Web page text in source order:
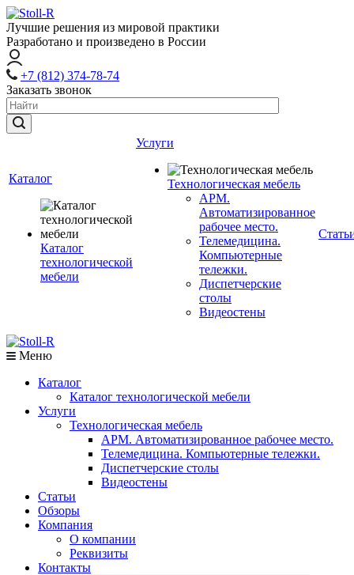
Лучшие решения из мировой практики
Разработано и произведено в России
+7 (812) 374-78-74
Заказать звонок
Каталог
Каталог
технологической
мебели
Услуги
Технологическая мебель
АРМ.
Автоматизированное
рабочее место.
Телемедицина.
Компьютерные
тележки.
Диспетчерские
столы
Видеостены
Меню
Каталог
Каталог технологической мебели
Услуги
Технологическая мебель
АРМ. Автоматизированное рабочее место.
Телемедицина. Компьютерные тележки.
Диспетчерские столы
Видеостены
Статьи
Обзоры
Компания
О компании
Реквизиты
Контакты